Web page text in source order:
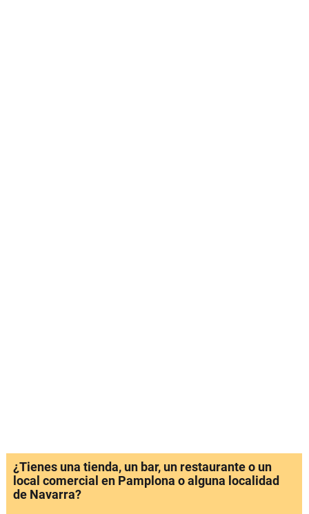
¿Tienes una tienda, un bar, un restaurante o un
local comercial en Pamplona o alguna localidad
de Navarra?